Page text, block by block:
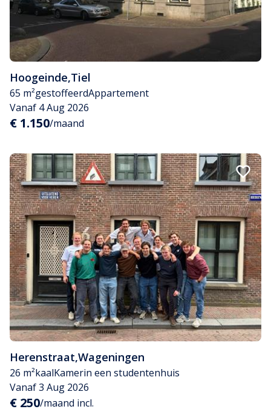
Hoogeinde,Tiel
65 m²gestoffeerdAppartement
Vanaf 4 Aug 2026
€ 1.150/maand
Herenstraat,Wageningen
26 m²kaalKamerin een studentenhuis
Vanaf 3 Aug 2026
€ 250/maand incl.